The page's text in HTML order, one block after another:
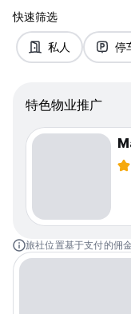
快速筛选
私人 停
特色物业推广
旅社位置基于支付的佣